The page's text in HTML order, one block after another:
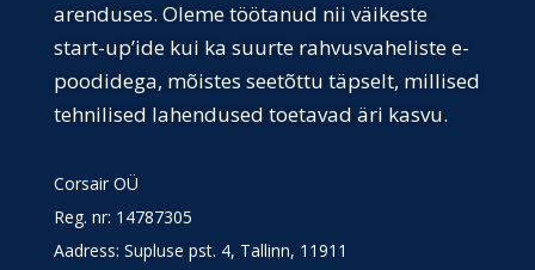
arenduses. Oleme töötanud nii väikeste
start-up’ide kui ka suurte rahvusvaheliste e-
poodidega, mõistes seetõttu täpselt, millised
tehnilised lahendused toetavad äri kasvu.
Corsair OÜ
Reg. nr: 14787305
Aadress: Supluse pst. 4, Tallinn, 11911